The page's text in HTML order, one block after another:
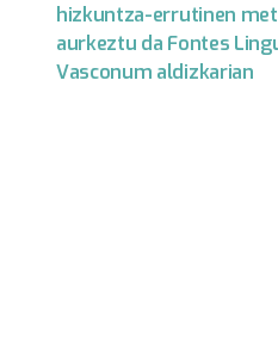
hizkuntza-errutinen
aurkeztu da Fontes
Vasconum aldizkarian